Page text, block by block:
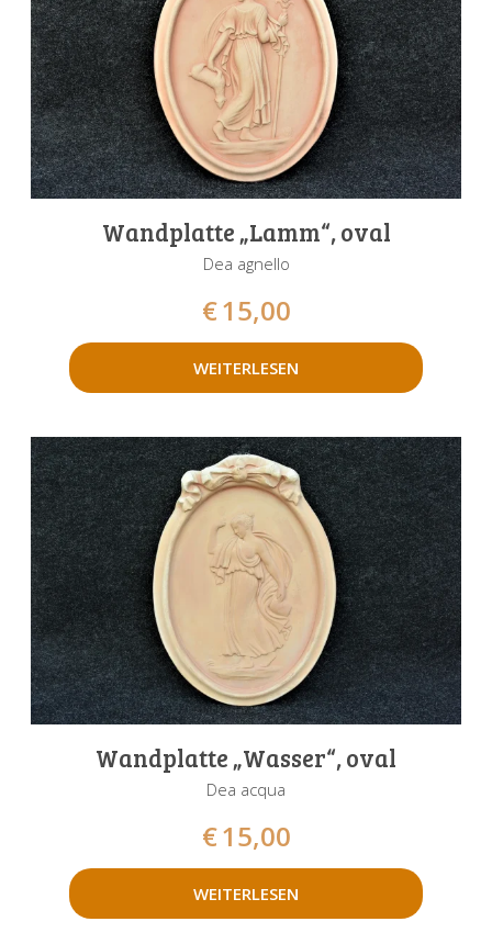
Wandplatte „Lamm“, oval
Dea agnello
€15,00
WEITERLESEN
Wandplatte „Wasser“, oval
Dea acqua
€15,00
WEITERLESEN